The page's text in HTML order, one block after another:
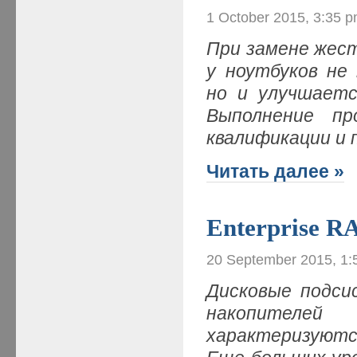
1 October 2015, 3:35
При замене
у ноутбуков не
но и
Выполнение
квалификации и
Читать далее »
Enterprise
20 September 2015,
Дисковые